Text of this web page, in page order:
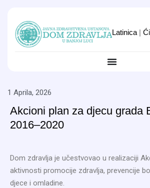
Latinica |
1 Aprila, 2026
Akcioni plan za djecu grada
2016–2020
Dom zdravlja je učestvovao u realizaciji
aktivnosti promocije zdravlja, prevencije
djece i omladine.